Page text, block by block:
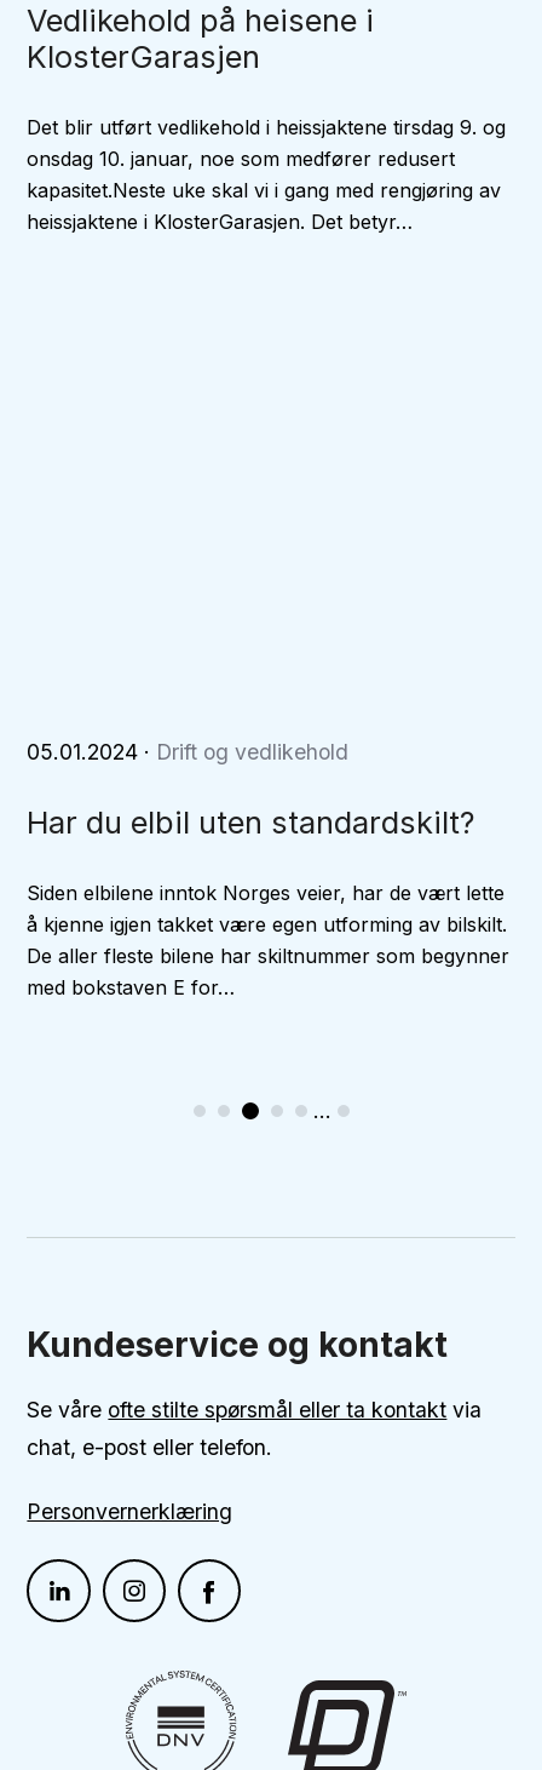
Vedlikehold på heisene i
KlosterGarasjen
Det blir utført vedlikehold i heissjaktene tirsdag 9. og
onsdag 10. januar, noe som medfører redusert
kapasitet.Neste uke skal vi i gang med rengjøring av
heissjaktene i KlosterGarasjen. Det betyr…
05.01.2024 · Drift og vedlikehold
Har du elbil uten standardskilt?
Siden elbilene inntok Norges veier, har de vært lette
å kjenne igjen takket være egen utforming av bilskilt.
De aller fleste bilene har skiltnummer som begynner
med bokstaven E for…
...
Kundeservice og kontakt
Se våre ofte stilte spørsmål eller ta kontakt via
chat, e-post eller telefon.
Personvernerklæring